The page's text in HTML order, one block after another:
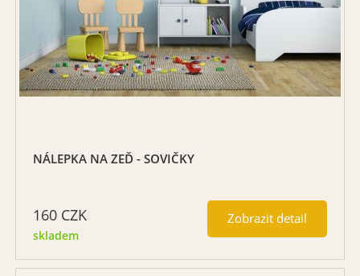
NÁLEPKA NA ZEĎ - SOVIČKY
skladem
Zobrazit detail
160 CZK